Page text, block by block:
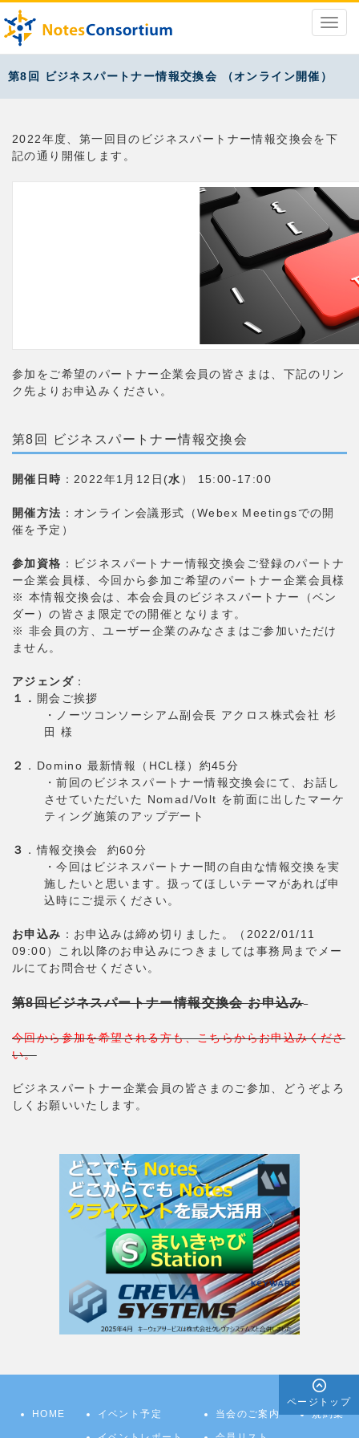
第8回 ビジネスパートナー情報交換会 （オンライン開催）
2022年度、第一回目のビジネスパートナー情報交換会を下
記の通り開催します。
参加をご希望のパートナー企業会員の皆さまは、下記のリン
ク先よりお申込みください。
第8回 ビジネスパートナー情報交換会
開催日時 ：2022年1月12日(水 ） 15:00-17:00
開催方法 ：オンライン会議形式（Webex Meetingsでの開
催を予定）
参加資格 ：ビジネスパートナー情報交換会ご登録のパートナ
ー企業会員様、今回から参加ご希望のパートナー企業会員様
※ 本情報交換会は、本会会員のビジネスパートナー（ベン
ダー）の皆さま限定での開催となります。
※ 非会員の方、ユーザー企業のみなさまはご参加いただけ
ません。
アジェンダ ：
１． 開会ご挨拶
・ノーツコンソーシアム副会長 アクロス株式会社 杉
田 様
２
．Domino 最新情報（HCL様）約45分
・前回のビジネスパートナー情報交換会にて、お話し
させていただいた Nomad/Volt を前面に出したマーケ
ティング施策のアップデート
３ ．情報交換会 約60分
・今回はビジネスパートナー間の自由な情報交換を実
施したいと思います。扱ってほしいテーマがあれば申
込時にご提示ください。
お申込み ：お申込みは締め切りました。（2022/01/11
09:00）これ以降のお申込みにつきましては事務局までメー
ルにてお問合せください。
第8回ビジネスパートナー情報交換会 お申込み
今回から参加を希望される方も、こちらからお申込みくださ
い。
ビジネスパートナー企業会員の皆さまのご参加、どうぞよろ
しくお願いいたします。
HOME イベント予定 当会のご案内 規約集
ページトップ